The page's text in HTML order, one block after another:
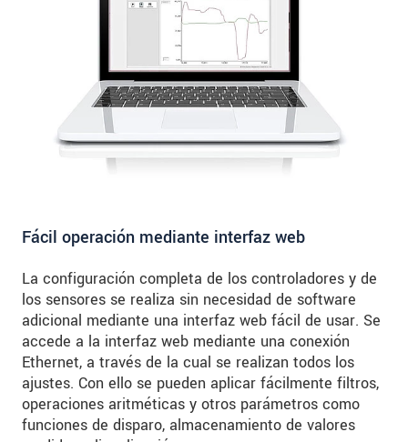
Fácil operación mediante interfaz web
La configuración completa de los controladores y de
los sensores se realiza sin necesidad de software
adicional mediante una interfaz web fácil de usar. Se
accede a la interfaz web mediante una conexión
Ethernet, a través de la cual se realizan todos los
ajustes. Con ello se pueden aplicar fácilmente filtros,
operaciones aritméticas y otros parámetros como
funciones de disparo, almacenamiento de valores